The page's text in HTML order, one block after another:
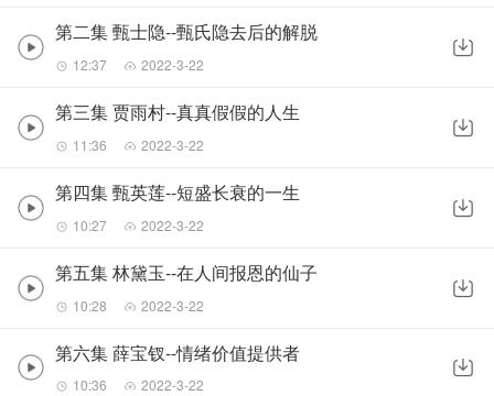
第二集 甄士隐--甄氏隐去后的解脱
12:37 2022-3-22
第三集 贾雨村--真真假假的人生
11:36 2022-3-22
第四集 甄英莲--短盛长衰的一生
10:27 2022-3-22
第五集 林黛玉--在人间报恩的仙子
10:28 2022-3-22
第六集 薛宝钗--情绪价值提供者
10:36 2022-3-22